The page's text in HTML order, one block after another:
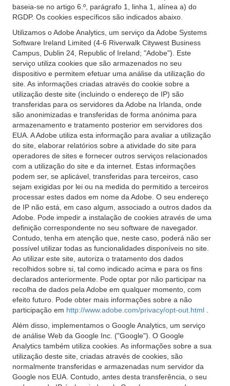
baseia-se no artigo 6.º, parágrafo 1, linha 1, alínea a) do
RGDP. Os cookies específicos são indicados abaixo.
Utilizamos o Adobe Analytics, um serviço da Adobe Systems
Software Ireland Limited (4-6 Riverwalk Citywest Business
Campus, Dublin 24, Republic of Ireland; "Adobe"). Este
serviço utiliza cookies que são armazenados no seu
dispositivo e permitem efetuar uma análise da utilização do
site. As informações criadas através do cookie sobre a
utilização deste site (incluindo o endereço de IP) são
transferidas para os servidores da Adobe na Irlanda, onde
são anonimizadas e transferidas de forma anónima para
armazenamento e tratamento posterior em servidores dos
EUA. A Adobe utiliza esta informação para avaliar a utilização
do site, elaborar relatórios sobre a atividade do site para
operadores de sites e fornecer outros serviços relacionados
com a utilização do site e da internet. Estas informações
podem ser, se aplicável, transferidas para terceiros, caso
sejam exigidas por lei ou na medida do permitido a terceiros
processar estes dados em nome da Adobe. O seu endereço
de IP não está, em caso algum, associado a outros dados da
Adobe. Pode impedir a instalação de cookies através de uma
definição correspondente no seu software de navegador.
Contudo, tenha em atenção que, neste caso, poderá não ser
possível utilizar todas as funcionalidades disponíveis no site.
Ao utilizar este site, autoriza o tratamento dos dados
recolhidos sobre si, tal como indicado acima e para os fins
declarados anteriormente. Pode optar por não participar na
recolha de dados pela Adobe em qualquer momento, com
efeito futuro. Pode obter mais informações sobre a não
participação em http://www.adobe.com/privacy/opt-out.html
Além disso, implementamos o Google Analytics, um serviço
de análise Web da Google Inc. ("Google"). O Google
Analytics também utiliza cookies. As informações sobre a sua
utilização deste site, criadas através de cookies, são
normalmente transferidas e armazenadas num servidor da
Google nos EUA. Contudo, antes desta transferência, o seu